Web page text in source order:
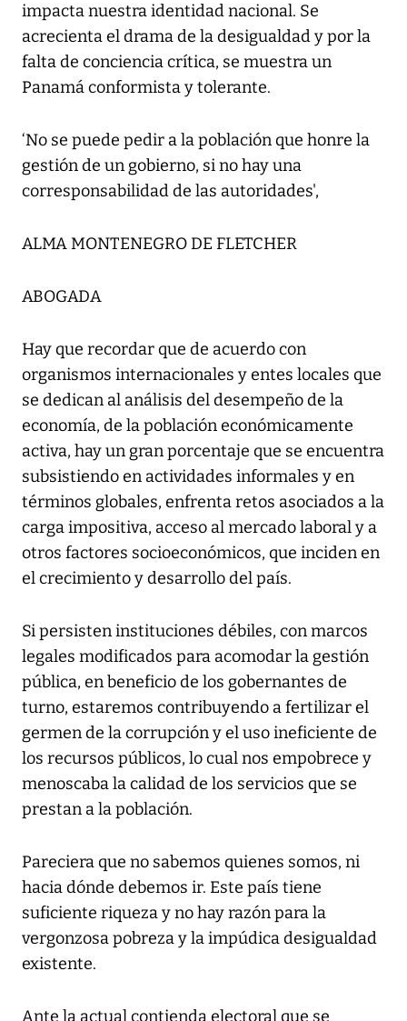
impacta nuestra identidad nacional. Se
acrecienta el drama de la desigualdad y por la
falta de conciencia crítica, se muestra un
Panamá conformista y tolerante.
‘No se puede pedir a la población que honre la
gestión de un gobierno, si no hay una
corresponsabilidad de las autoridades',
ALMA MONTENEGRO DE FLETCHER
ABOGADA
Hay que recordar que de acuerdo con
organismos internacionales y entes locales que
se dedican al análisis del desempeño de la
economía, de la población económicamente
activa, hay un gran porcentaje que se encuentra
subsistiendo en actividades informales y en
términos globales, enfrenta retos asociados a la
carga impositiva, acceso al mercado laboral y a
otros factores socioeconómicos, que inciden en
el crecimiento y desarrollo del país.
Si persisten instituciones débiles, con marcos
legales modificados para acomodar la gestión
pública, en beneficio de los gobernantes de
turno, estaremos contribuyendo a fertilizar el
germen de la corrupción y el uso ineficiente de
los recursos públicos, lo cual nos empobrece y
menoscaba la calidad de los servicios que se
prestan a la población.
Pareciera que no sabemos quienes somos, ni
hacia dónde debemos ir. Este país tiene
suficiente riqueza y no hay razón para la
vergonzosa pobreza y la impúdica desigualdad
existente.
Ante la actual contienda electoral que se